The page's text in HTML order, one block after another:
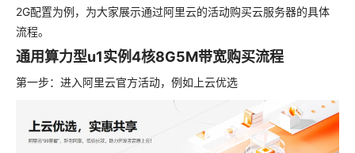
2G配置为例，为大家展示通过阿里云的活动购买云服务器的具体
流程。
通用算力型u1实例4核8G5M带宽购买流程
第一步：进入阿里云官方活动，例如上云优选